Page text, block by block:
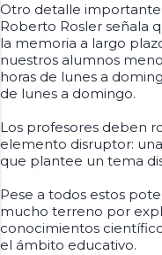
Otro detalle
Roberto Rosler señala
la memoria a largo
nuestros alumnos
horas de lunes a
de lunes a domingo.
Los profesores deben
elemento disruptor:
que plantee un tema
Pese a todos estos
mucho terreno por
conocimientos
el ámbito educativo.